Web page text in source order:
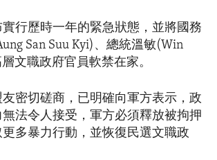
行歷時一年的緊急狀態，並將國務
San Suu Kyi)、總統溫敏(Win
文職政府官員軟禁在家。
密切磋商，已明確向軍方表示，政
法令人接受，軍方必須釋放被拘押
多暴力行動，並恢復民選文職政